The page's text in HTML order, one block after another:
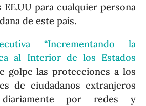
EE.UU para cualquier persona
de este país.
“Incrementando la
al Interior de los Estados
golpe las protecciones a los
de ciudadanos extranjeros
por redes y